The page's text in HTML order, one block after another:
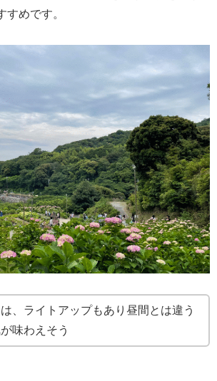
すめです。
、ライトアップもあり昼間とは違う
味わえそう